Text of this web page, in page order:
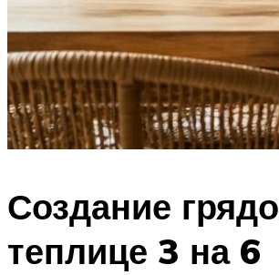
Создание
теплице 3 на 6